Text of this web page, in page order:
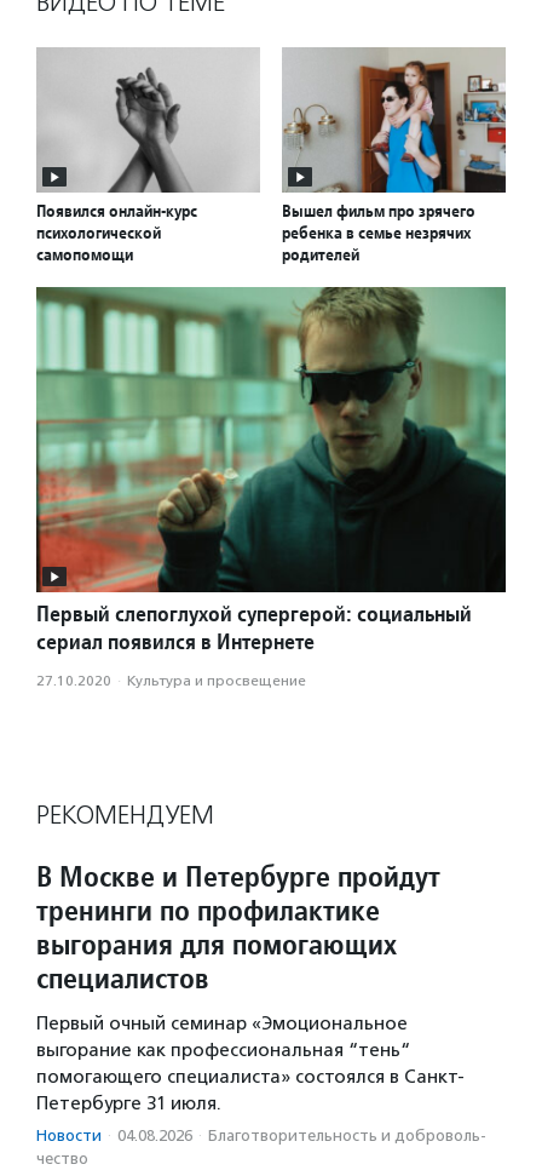
Появился онлайн-курс
психологической
самопомощи
Вышел фильм про зрячего
ребенка в семье незрячих
родителей
Первый слепоглухой супергерой: социальный
сериал появился в Интернете
27.10.2020 · Культура и просвещение
РЕКОМЕНДУЕМ
В Москве и Петербурге пройдут
тренинги по профилактике
выгорания для помогающих
специалистов
Первый очный семинар «Эмоциональное
выгорание как профессиональная “тень“
помогающего специалиста» состоялся в Санкт-
Петербурге 31 июля.
Новости · 04.08.2026 · Благотвори­тель­ность и доброволь­
чест­во